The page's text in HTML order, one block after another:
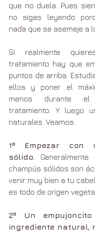
que no duela. Pues
no sigas leyendo
nada que se asemeje a
Si realmente
tratamiento hay que
puntos de arriba.
ellos y poner el
menos durante
tratamiento. Y luego
naturales. Veamos:
1º Empezar con
sólido.
champús sólidos son
venir muy bien a tu
es todo de origen
2º Un
ingrediente natural,